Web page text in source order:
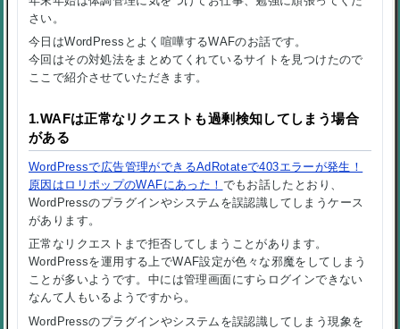
さい。
今日はWordPressとよく喧嘩するWAFのお話です。
今回はその対処法をまとめてくれているサイトを見つけたので
ここで紹介させていただきます。
1.WAFは正常なリクエストも過剰検知してしまう場合
がある
WordPressで広告管理ができるAdRotateで403エラーが発生！
原因はロリポップのWAFにあった！ でもお話したとおり、
WordPressのプラグインやシステムを誤認識してしまうケース
があります。
正常なリクエストまで拒否してしまうことがあります。
WordPressを運用する上でWAF設定が色々な邪魔をしてしまう
ことが多いようです。中には管理画面にすらログインできない
なんて人もいるようですから。
WordPressのプラグインやシステムを誤認識してしまう現象を